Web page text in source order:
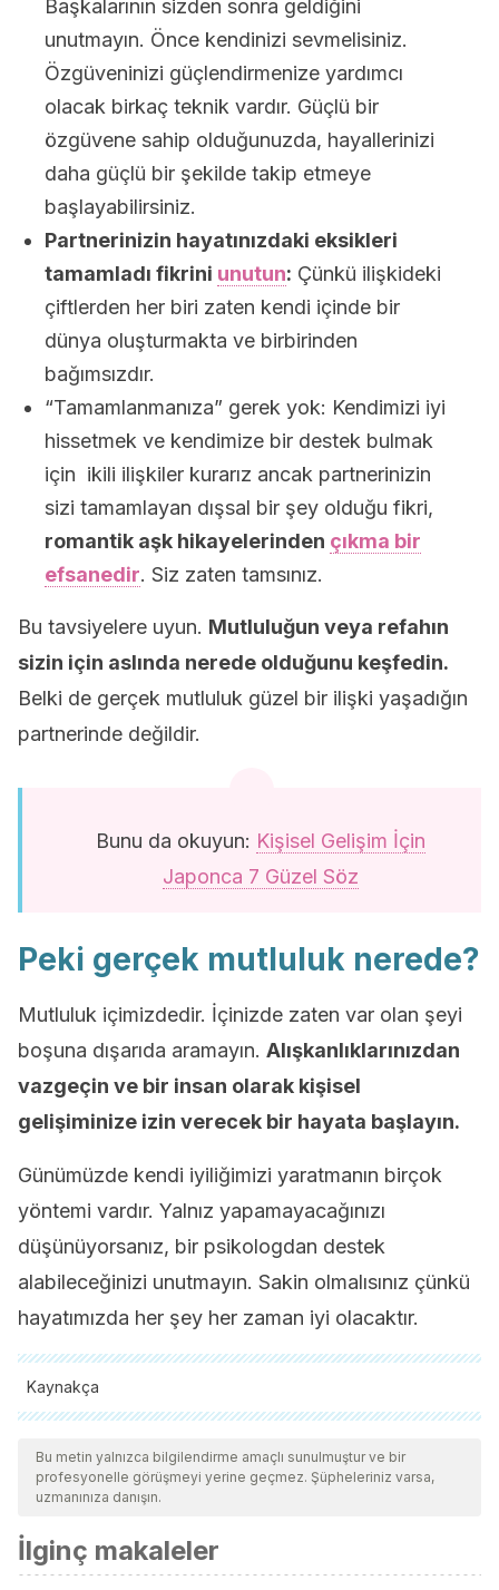
Başkalarının sizden sonra geldiğini
unutmayın. Önce kendinizi sevmelisiniz.
Özgüveninizi güçlendirmenize yardımcı
olacak birkaç teknik vardır. Güçlü bir
özgüvene sahip olduğunuzda, hayallerinizi
daha güçlü bir şekilde takip etmeye
başlayabilirsiniz.
Partnerinizin hayatınızdaki eksikleri
tamamladı fikrini unutun: Çünkü ilişkideki
çiftlerden her biri zaten kendi içinde bir
dünya oluşturmakta ve birbirinden
bağımsızdır.
“Tamamlanmanıza” gerek yok: Kendimizi iyi
hissetmek ve kendimize bir destek bulmak
için ikili ilişkiler kurarız ancak partnerinizin
sizi tamamlayan dışsal bir şey olduğu fikri,
romantik aşk hikayelerinden çıkma bir
efsanedir. Siz zaten tamsınız.
Bu tavsiyelere uyun. Mutluluğun veya refahın
sizin için aslında nerede olduğunu keşfedin.
Belki de gerçek mutluluk güzel bir ilişki yaşadığın
partnerinde değildir.
Bunu da okuyun: Kişisel Gelişim İçin
Japonca 7 Güzel Söz
Peki gerçek mutluluk nerede?
Mutluluk içimizdedir. İçinizde zaten var olan şeyi
boşuna dışarıda aramayın. Alışkanlıklarınızdan
vazgeçin ve bir insan olarak kişisel
gelişiminize izin verecek bir hayata başlayın.
Günümüzde kendi iyiliğimizi yaratmanın birçok
yöntemi vardır. Yalnız yapamayacağınızı
düşünüyorsanız, bir psikologdan destek
alabileceğinizi unutmayın. Sakin olmalısınız çünkü
hayatımızda her şey her zaman iyi olacaktır.
Kaynakça
Tüm alıntı yapılan kaynaklar, kalitelerini, güvenilirliklerini,
güncelliklerini ve geçerliliklerini sağlamak için ekibimiz
tarafından derinlemesine incelendi. Bu makalenin bibliyografisi
kabul edildi.
Galán Rodríguez, A. (2010). El apego: Más allá de un
Bu metin yalnızca bilgilendirme amaçlı sunulmuştur ve bir
profesyonelle görüşmeyi yerine geçmez. Şüpheleriniz varsa,
uzmanınıza danışın.
İlginç makaleler